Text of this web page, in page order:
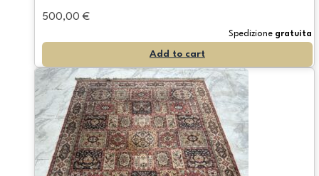
500,00 €
Spedizione gratuita
Add to cart